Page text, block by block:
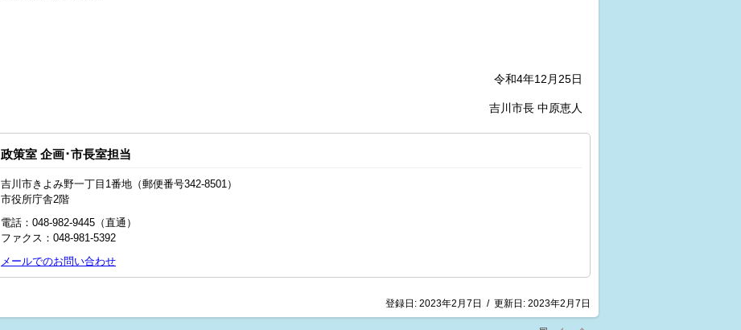
令和4年12月25日
吉川市長 中原恵人
政策室 企画･市長室担当
吉川市きよみ野一丁目1番地（郵便番号342-8501）
市役所庁舎2階
電話：048‐982‐9445（直通）
ファクス：048-981-5392
メールでのお問い合わせ
登録日: 2023年2月7日 / 更新日: 2023年2月7日